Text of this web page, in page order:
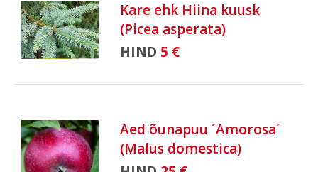
Kare ehk Hiina kuusk
(Picea asperata)
HIND 5 €
Aed õunapuu ´Amorosa´
(Malus domestica)